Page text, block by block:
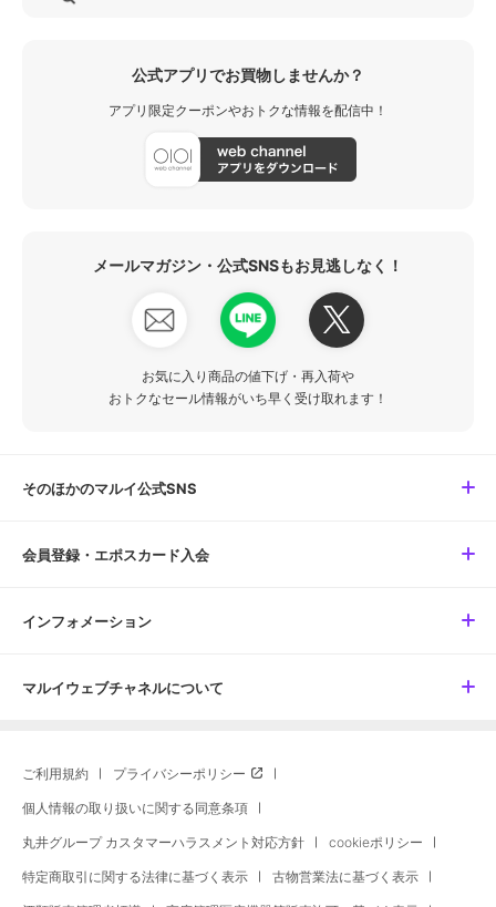
公式アプリでお買物しませんか？
アプリ限定クーポンやおトクな情報を配信中！
メールマガジン・公式SNSもお見逃しなく！
お気に入り商品の値下げ・再入荷や
おトクなセール情報がいち早く受け取れます！
そのほかのマルイ公式SNS
会員登録・エポスカード入会
インフォメーション
マルイウェブチャネルについて
ご利用規約 プライバシーポリシー
個人情報の取り扱いに関する同意条項
丸井グループ カスタマーハラスメント対応方針 cookieポリシー
特定商取引に関する法律に基づく表示 古物営業法に基づく表示